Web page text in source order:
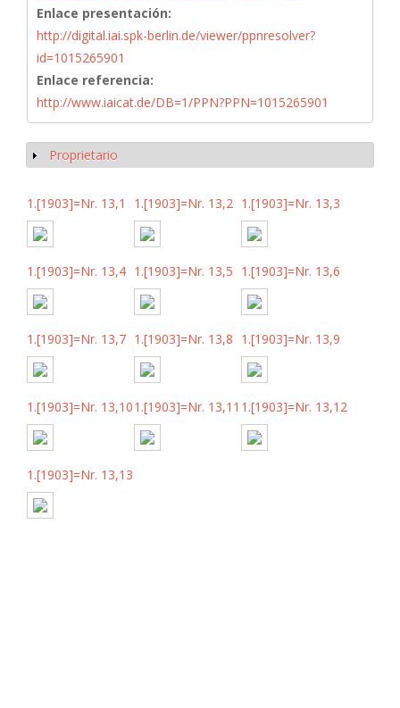
Enlace presentación:
http://digital.iai.spk-berlin.de/viewer/ppnresolver?
id=1015265901
Enlace referencia:
http://www.iaicat.de/DB=1/PPN?PPN=1015265901
Mostrar
Proprietario
1.[1903]=Nr. 13,1 1.[1903]=Nr. 13,2 1.[1903]=Nr. 13,3
1.[1903]=Nr. 13,4 1.[1903]=Nr. 13,5 1.[1903]=Nr. 13,6
1.[1903]=Nr. 13,7 1.[1903]=Nr. 13,8 1.[1903]=Nr. 13,9
1.[1903]=Nr. 13,101.[1903]=Nr. 13,11 1.[1903]=Nr. 13,12
1.[1903]=Nr. 13,13